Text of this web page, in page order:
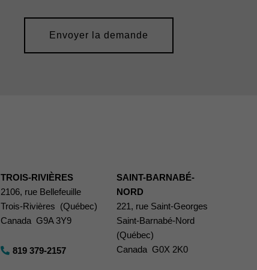
Envoyer la demande
TROIS-RIVIÈRES
2106, rue Bellefeuille
Trois-Rivières (Québec)
Canada G9A 3Y9
819 379-2157
SAINT-BARNABÉ-
NORD
221, rue Saint-Georges
Saint-Barnabé-Nord
(Québec)
Canada G0X 2K0